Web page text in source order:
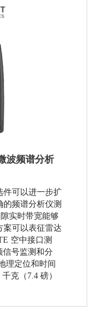
波频谱分析
件可以进一步扩
的频谱分析仪测
实时带宽能够
案可以表征雷达
空中接口测
信号监测和分
理定位和时间
克（7.4 磅）